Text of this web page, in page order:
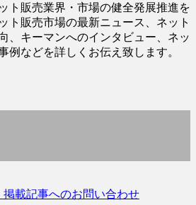
ト販売業界・市場の健全発展推進を
ト販売市場の最新ニュース、ネット
、キーマンへのインタビュー、ネッ
例などを詳しくお伝え致します。
掲載記事へのお問い合わせ